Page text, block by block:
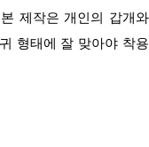
제작은 개인의 갑개와
형태에 잘 맞아야 착용